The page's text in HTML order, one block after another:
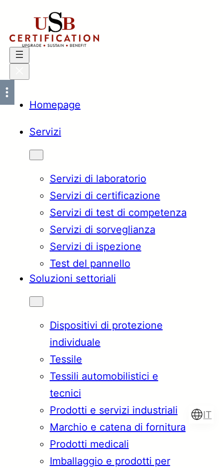
contenuto
Homepage
Servizi
Servizi di laboratorio
Servizi di certificazione
Servizi di test di competenza
Servizi di sorveglianza
Servizi di ispezione
Test del pannello
Soluzioni settoriali
Dispositivi di protezione
individuale
Tessile
Tessili automobilistici e
tecnici
Prodotti e servizi industriali
Marchio e catena di fornitura
Prodotti medicali
Imballaggio e prodotti per
IT